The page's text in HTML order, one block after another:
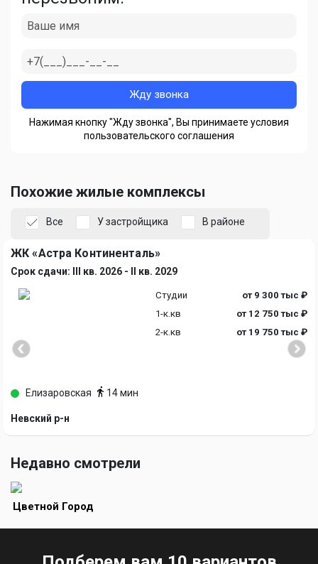
Нажимая кнопку "Жду звонка", Вы принимаете условия
пользовательского соглашения
Похожие жилые комплексы
Все У застройщика В районе
ЖК «Астра Континенталь»
Срок сдачи: III кв. 2026 - II кв. 2029
Невский р-н
Елизаровская 14 мин
Студии
от 9 300 тыс ₽
1-к.кв
от 12 750 тыс ₽
2-к.кв
от 19 750 тыс ₽
Недавно смотрели
Цветной Город